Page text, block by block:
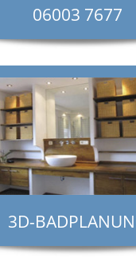
06003 7677
3D-